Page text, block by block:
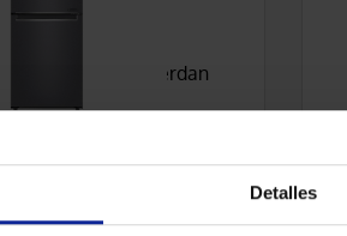
Detalles
COMPARAR
que concuerdan